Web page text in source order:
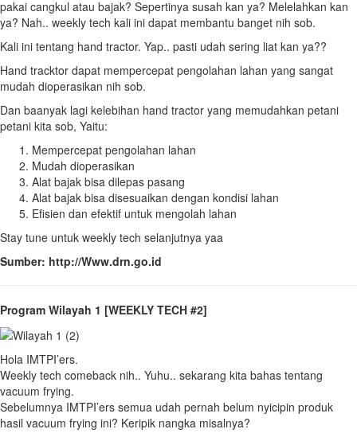
pakai cangkul atau bajak? Sepertinya susah kan ya? Melelahkan kan
ya? Nah.. weekly tech kali ini dapat membantu banget nih sob.
Kali ini tentang hand tractor. Yap.. pasti udah sering liat kan ya??
Hand tracktor dapat mempercepat pengolahan lahan yang sangat
mudah dioperasikan nih sob.
Dan baanyak lagi kelebihan hand tractor yang memudahkan petani
petani kita sob, Yaitu:
Mempercepat pengolahan lahan
Mudah dioperasikan
Alat bajak bisa dilepas pasang
Alat bajak bisa disesuaikan dengan kondisi lahan
Efisien dan efektif untuk mengolah lahan
Stay tune untuk weekly tech selanjutnya yaa
Sumber: http://Www.drn.go.id
Program Wilayah 1 [WEEKLY TECH #2]
Hola IMTPI’ers.
Weekly tech comeback nih.. Yuhu.. sekarang kita bahas tentang
vacuum frying.
Sebelumnya IMTPI’ers semua udah pernah belum nyicipin produk
hasil vacuum frying ini? Keripik nangka misalnya?